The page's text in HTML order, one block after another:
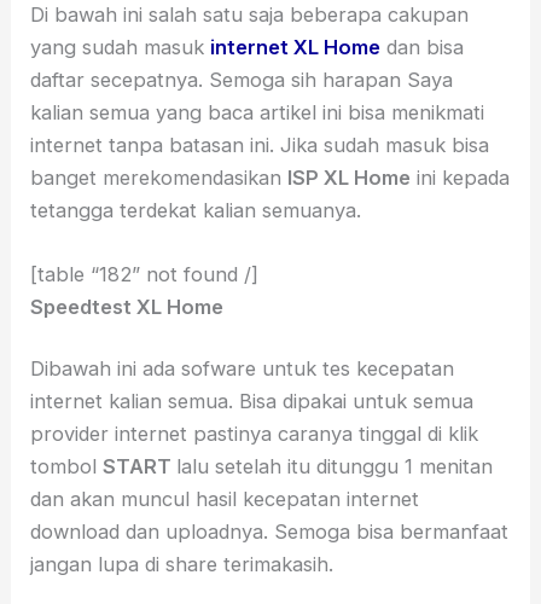
Di bawah ini salah satu saja beberapa cakupan
yang sudah masuk internet XL Home dan bisa
daftar secepatnya. Semoga sih harapan Saya
kalian semua yang baca artikel ini bisa menikmati
internet tanpa batasan ini. Jika sudah masuk bisa
banget merekomendasikan ISP XL Home ini kepada
tetangga terdekat kalian semuanya.
[table “182” not found /]
Speedtest XL Home
Dibawah ini ada sofware untuk tes kecepatan
internet kalian semua. Bisa dipakai untuk semua
provider internet pastinya caranya tinggal di klik
tombolSTART lalu setelah itu ditunggu 1 menitan
dan akan muncul hasil kecepatan internet
download dan uploadnya. Semoga bisa bermanfaat
jangan lupa di share terimakasih.